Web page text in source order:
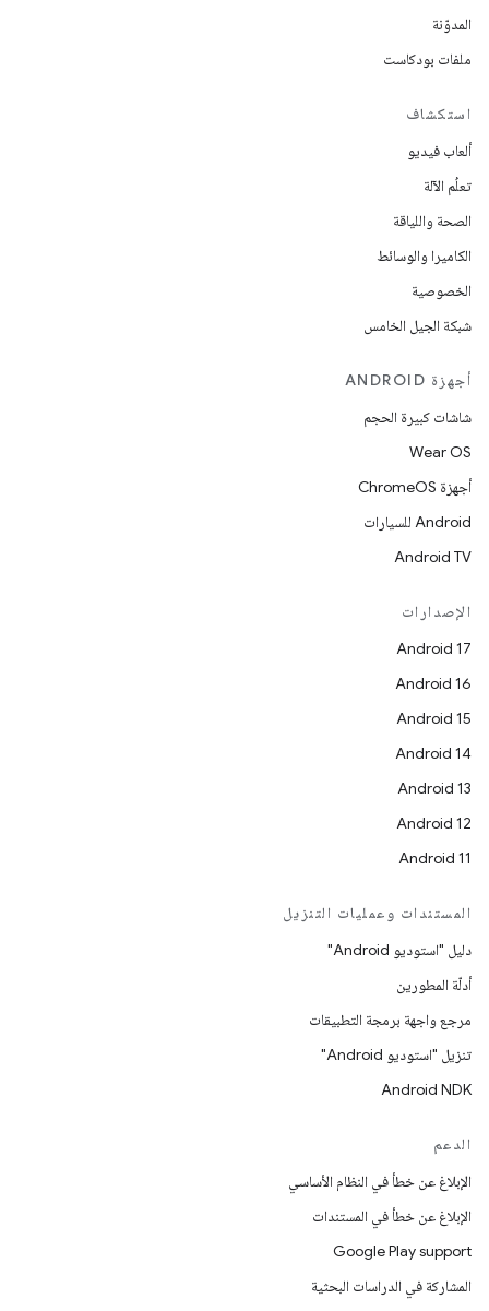
المدوّنة
ملفات بودكاست
استكشاف
ألعاب فيديو
تعلُم الآلة
الصحة واللياقة
الكاميرا والوسائط
الخصوصية
شبكة الجيل الخامس
أجهزة ANDROID
شاشات كبيرة الحجم
Wear OS
أجهزة ChromeOS
Android للسيارات
Android TV
الإصدارات
Android 17
Android 16
Android 15
Android 14
Android 13
Android 12
Android 11
المستندات وعمليات التنزيل
دليل "استوديو Android"
أدلّة المطورين
مرجع واجهة برمجة التطبيقات
تنزيل "استوديو Android"
Android NDK
الدعم
الإبلاغ عن خطأ في النظام الأساسي
الإبلاغ عن خطأ في المستندات
Google Play support
المشاركة في الدراسات البحثية